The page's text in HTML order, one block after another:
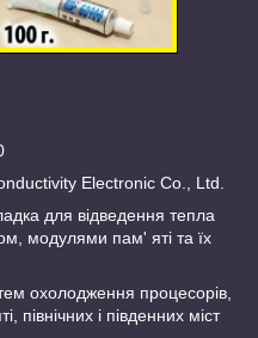
Electronic Co., Ltd.
для відведення тепла
модулями пам' яті та їх
охолодження процесорів,
північних і південних міст